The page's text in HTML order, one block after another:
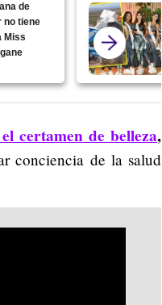
de
no tiene
Miss
certamen de belleza,
conciencia de la salud